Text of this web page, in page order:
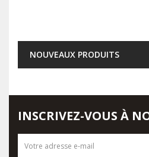
NOUVEAUX PRODUITS